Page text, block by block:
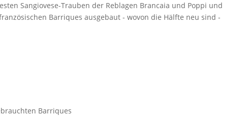
Sangiovese-Trauben der Reblagen Brancaia und Poppi und
Barriques ausgebaut - wovon die Hälfte neu sind -
Barriques